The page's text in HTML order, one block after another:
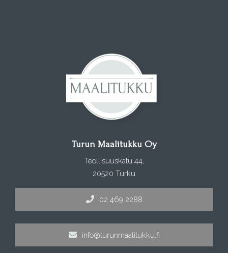
Turun Maalitukku Oy
Teollisuuskatu 44,
20520 Turku
02 469 2288
info@turunmaalitukku.fi